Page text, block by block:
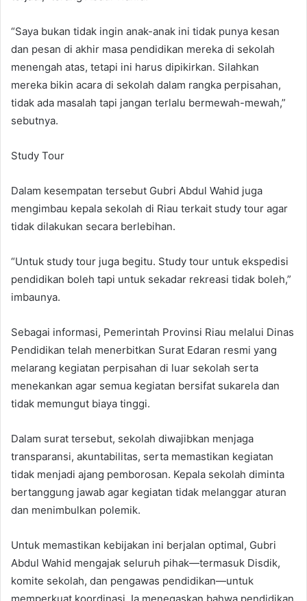
“Saya bukan tidak ingin anak-anak ini tidak punya kesan
dan pesan di akhir masa pendidikan mereka di sekolah
menengah atas, tetapi ini harus dipikirkan. Silahkan
mereka bikin acara di sekolah dalam rangka perpisahan,
tidak ada masalah tapi jangan terlalu bermewah-mewah,”
sebutnya.
Study Tour
Dalam kesempatan tersebut Gubri Abdul Wahid juga
mengimbau kepala sekolah di Riau terkait study tour agar
tidak dilakukan secara berlebihan.
“Untuk study tour juga begitu. Study tour untuk ekspedisi
pendidikan boleh tapi untuk sekadar rekreasi tidak boleh,”
imbaunya.
Sebagai informasi, Pemerintah Provinsi Riau melalui Dinas
Pendidikan telah menerbitkan Surat Edaran resmi yang
melarang kegiatan perpisahan di luar sekolah serta
menekankan agar semua kegiatan bersifat sukarela dan
tidak memungut biaya tinggi.
Dalam surat tersebut, sekolah diwajibkan menjaga
transparansi, akuntabilitas, serta memastikan kegiatan
tidak menjadi ajang pemborosan. Kepala sekolah diminta
bertanggung jawab agar kegiatan tidak melanggar aturan
dan menimbulkan polemik.
Untuk memastikan kebijakan ini berjalan optimal, Gubri
Abdul Wahid mengajak seluruh pihak—termasuk Disdik,
komite sekolah, dan pengawas pendidikan—untuk